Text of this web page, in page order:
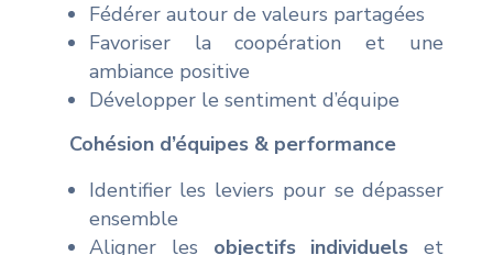
Fédérer autour de valeurs partagées
Favoriser la coopération et une
ambiance positive
Développer le sentiment d’équipe
Cohésion d’équipes & performance
Identifier les leviers pour se dépasser
ensemble
Aligner les objectifs individuels et